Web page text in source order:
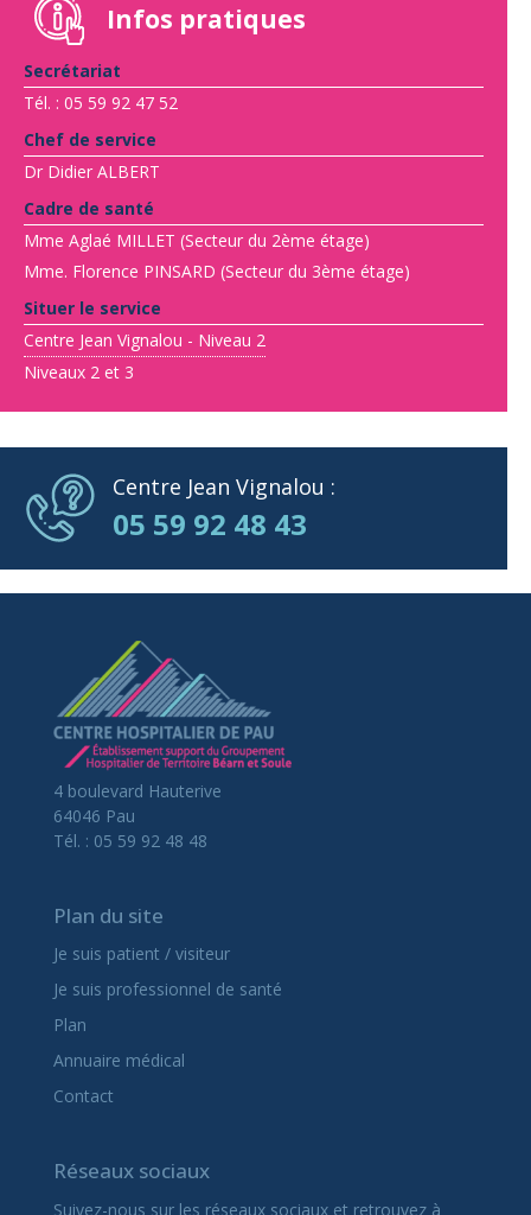
Infos pratiques
Secrétariat
Tél. : 05 59 92 47 52
Chef de service
Dr Didier ALBERT
Cadre de santé
Mme Aglaé MILLET (Secteur du 2ème étage)
Mme. Florence PINSARD (Secteur du 3ème étage)
Situer le service
Centre Jean Vignalou - Niveau 2
Niveaux 2 et 3
Centre Jean Vignalou :
05 59 92 48 43
4 boulevard Hauterive
64046 Pau
Tél. : 05 59 92 48 48
Plan du site
Je suis patient / visiteur
Je suis professionnel de santé
Plan
Annuaire médical
Contact
Réseaux sociaux
Suivez-nous sur les réseaux sociaux et retrouvez à